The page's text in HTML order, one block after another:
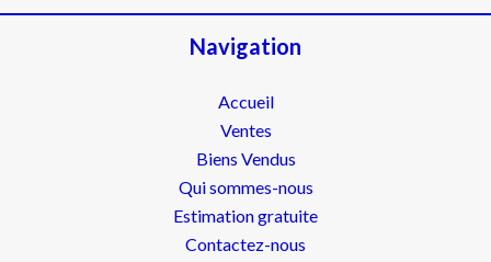
Navigation
Accueil
Ventes
Biens Vendus
Qui sommes-nous
Estimation gratuite
Contactez-nous